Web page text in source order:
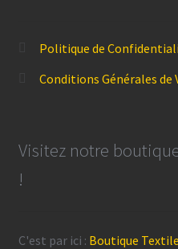
Politique de
Conditions Générales de
Visitez notre
!
C'est par ici : Boutique